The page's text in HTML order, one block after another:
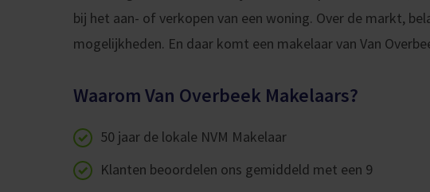
bij het aan- of verkopen van een woning. Over de markt,
mogelijkheden. En daar komt een makelaar van Van
Waarom Van Overbeek Makelaars?
50 jaar de lokale NVM Makelaar
Klanten beoordelen ons gemiddeld met een 9